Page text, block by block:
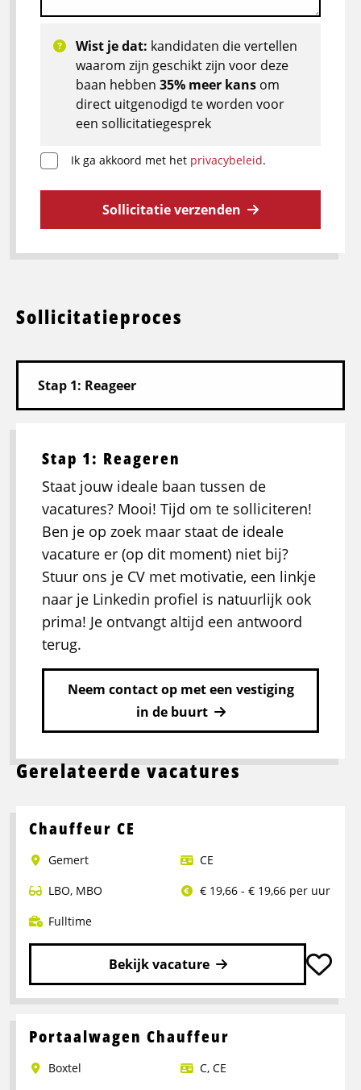
Wist je dat: kandidaten die vertellen
waarom zijn geschikt zijn voor deze
baan hebben 35% meer kans om
direct uitgenodigd te worden voor
een sollicitatiegesprek
Ik ga akkoord met het privacybeleid.
Sollicitatie verzenden
Sollicitatieproces
Stap 1: Reageren
Staat jouw ideale baan tussen de
vacatures? Mooi! Tijd om te solliciteren!
Ben je op zoek maar staat de ideale
vacature er (op dit moment) niet bij?
Stuur ons je CV met motivatie, een linkje
naar je Linkedin profiel is natuurlijk ook
prima! Je ontvangt altijd een antwoord
terug.
Neem contact op met een vestiging
in de buurt
Gerelateerde vacatures
Chauffeur CE
Gemert
CE
LBO, MBO
€ 19,66 - € 19,66 per uur
Fulltime
Bekijk vacature
Lees
over
CE
Portaalwagen Chauffeur
Boxtel C, CE